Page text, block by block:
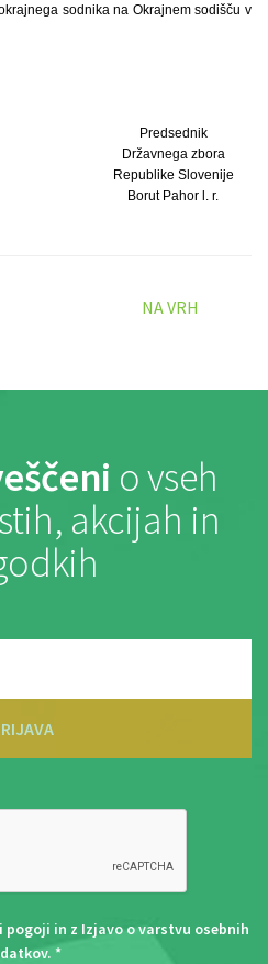
sodnika na Okrajnem sodišču v
Predsednik
Državnega zbora
Republike Slovenije
Borut Pahor l. r.
NA VRH
o vseh
akcijah in
pogoji in z Izjavo o varstvu osebnih
. *